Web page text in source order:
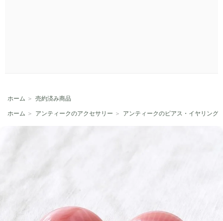
ホーム ＞ 売約済み商品
ホーム ＞ アンティークのアクセサリー ＞ アンティークのピアス・イヤリング